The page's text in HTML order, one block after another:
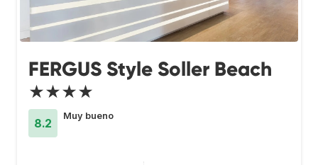
FERGUS Style Soller Beach
★★★★
8.2
Muy bueno